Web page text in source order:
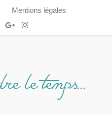
Mentions légales